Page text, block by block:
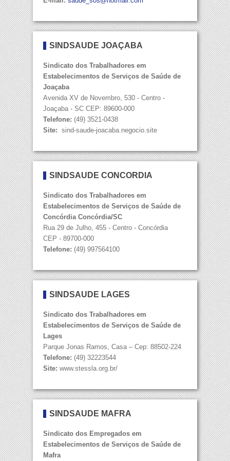
SINDSAÚDE JOAÇABA
Sindicato dos Trabalhadores em
Estabelecimentos de Serviços de Saúde de
Joaçaba
Avenida XV de Novembro, 530 - Centro -
Joaçaba - SC CEP: 89600-000
Telefone: ​​(49) 3521-0438
Site: ​​ sind-saude-joacaba.negocio.site
SINDSAÚDE CONCÓRDIA
Sindicato dos Trabalhadores em
Estabelecimentos de Serviços de Saúde de
Concórdia Concórdia/SC
Rua 29 de Julho, 455 - Centro - Concórdia
CEP - 89700-000
Telefone: (49) 997564100
SINDSAÚDE LAGES
Sindicato dos Trabalhadores em
Estabelecimentos de Serviços de Saúde de
Lages
Parque Jonas Ramos, Casa – Cep: 88502-224
Telefone: (49) 32223544
Site: www.stessla.org.br/
SINDSAÚDE MAFRA
Sindicato dos Empregados em
Estabelecimentos de Serviços de Saúde de
Mafra